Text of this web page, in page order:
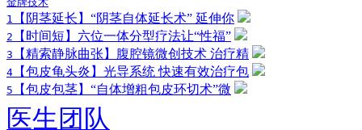
1
【阴茎延长】“阴茎自体延长术” 延伸你
2 【时间短】六位一体分型疗法让“性福”
3 【精索静脉曲张】腹腔镜微创技术 治疗精
4 【包皮龟头炎】光导系统 快速有效治疗包
5 【包皮包茎】“自体增粗包皮环切术”微
医生团队